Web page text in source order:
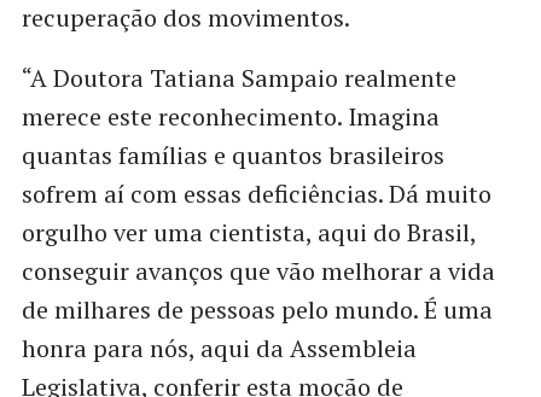
recuperação dos movimentos.
“A Doutora Tatiana Sampaio realmente
merece este reconhecimento. Imagina
quantas famílias e quantos brasileiros
sofrem aí com essas deficiências. Dá muito
orgulho ver uma cientista, aqui do Brasil,
conseguir avanços que vão melhorar a vida
de milhares de pessoas pelo mundo. É uma
honra para nós, aqui da Assembleia
Legislativa, conferir esta moção de